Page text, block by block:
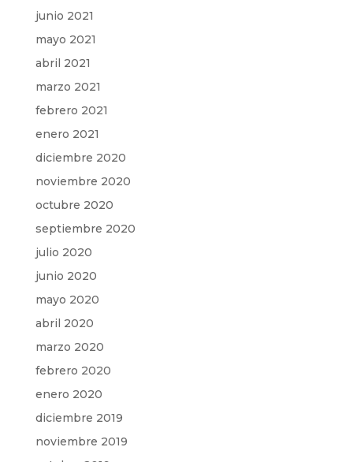
junio 2021
mayo 2021
abril 2021
marzo 2021
febrero 2021
enero 2021
diciembre 2020
noviembre 2020
octubre 2020
septiembre 2020
julio 2020
junio 2020
mayo 2020
abril 2020
marzo 2020
febrero 2020
enero 2020
diciembre 2019
noviembre 2019